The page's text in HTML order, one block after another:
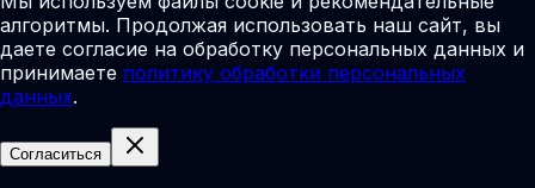
алгоритмы. Продолжая использовать наш сайт, вы
даете согласие на обработку персональных данных и
принимаете политику обработки персональных
данных.
Согласиться